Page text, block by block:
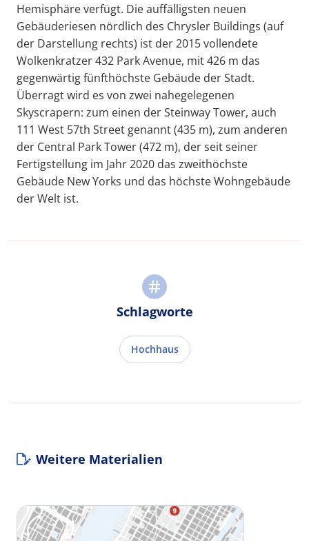
Hemisphäre verfügt. Die auffälligsten neuen
Gebäuderiesen nördlich des Chrysler Buildings (auf
der Darstellung rechts) ist der 2015 vollendete
Wolkenkratzer 432 Park Avenue, mit 426 m das
gegenwärtig fünfthöchste Gebäude der Stadt.
Überragt wird es von zwei nahegelegenen
Skyscrapern: zum einen der Steinway Tower, auch
111 West 57th Street genannt (435 m), zum anderen
der Central Park Tower (472 m), der seit seiner
Fertigstellung im Jahr 2020 das zweithöchste
Gebäude New Yorks und das höchste Wohngebäude
der Welt ist.
Schlagworte
Hochhaus
Weitere Materialien